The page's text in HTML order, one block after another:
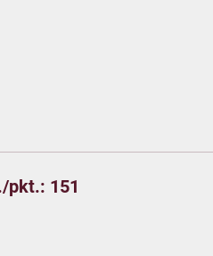
pkt.: 151